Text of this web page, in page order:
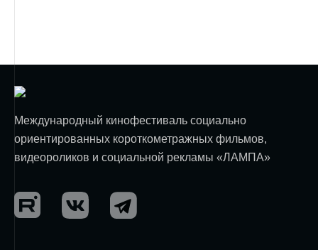
Международный кинофестиваль социально
ориентированных короткометражных фильмов,
видеороликов и социальной рекламы «ЛАМПА»